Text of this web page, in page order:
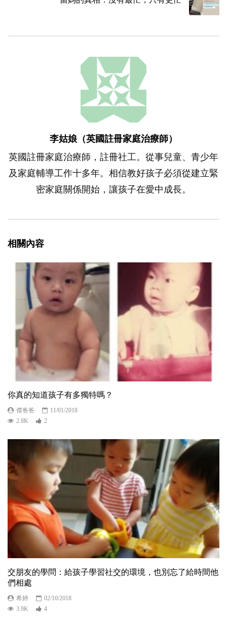
李姑娘（英國註冊家庭治療師）
英國註冊家庭治療師，註冊社工。從事兒童、青少年
及家庭輔導工作十多年。相信教好孩子必須從建立緊
密家庭關係開始，讓孩子在愛中成長。
相關內容
你真的知道孩子有多獨特嗎？
傑爸爸
11/01/2018
2.8K
2
交朋友的學問：給孩子學習社交的環境，也別忘了給時間他
們相處
希婷
02/10/2018
3.9K
4